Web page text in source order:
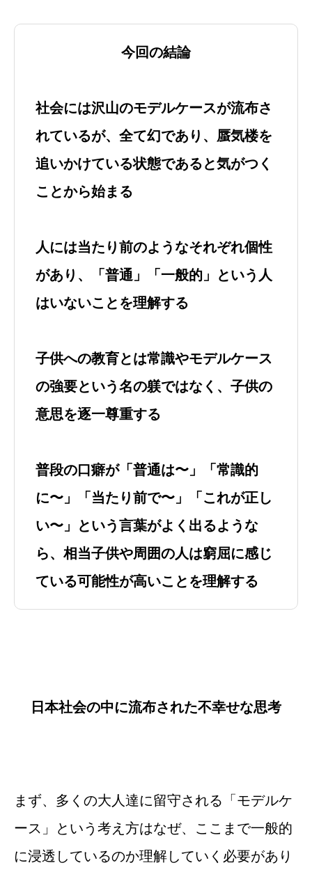
今回の結論
社会には沢山のモデルケースが流布さ
れているが、全て幻であり、蜃気楼を
追いかけている状態であると気がつく
ことから始まる
人には当たり前のようなそれぞれ個性
があり、「普通」「一般的」という人
はいないことを理解する
子供への教育とは常識やモデルケース
の強要という名の躾ではなく、子供の
意思を逐一尊重する
普段の口癖が「普通は〜」「常識的
に〜」「当たり前で〜」「これが正し
い〜」という言葉がよく出るような
ら、相当子供や周囲の人は窮屈に感じ
ている可能性が高いことを理解する
日本社会の中に流布された不幸せな思考
まず、多くの大人達に留守される「モデルケ
ース」という考え方はなぜ、ここまで一般的
に浸透しているのか理解していく必要があり